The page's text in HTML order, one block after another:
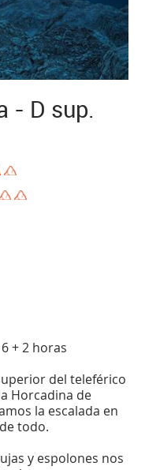
- D sup.
+ 2 horas
del teleférico
Horcadina de
la escalada en
todo.
y espolones nos